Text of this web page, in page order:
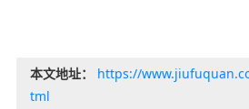
本文地址：
https://
tml